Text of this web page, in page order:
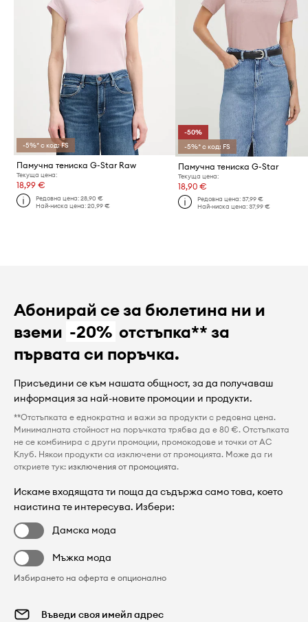
-5%* с код: FS
Памучна тениска G-Star Raw
Текуща цена:
18,99 €
Редовна цена:28,90 €
Най-ниска цена:20,99 €
-50%
-5%* с код: FS
Памучна тениска G-Star
Текуща цена:
18,90 €
Редовна цена: 37,99 €
Най-ниска цена: 37,99 €
Абонирай се за бюлетина ни и
вземи -20% отстъпка** за
първата си поръчка.
Присъедини се към нашата общност, за да получаваш
информация за най-новите промоции и продукти.
**Отстъпката е еднократна и важи за продукти с редовна цена.
Минималната стойност на поръчката трябва да е 80 €. Отстъпката
не се комбинира с други промоции, промокодове и точки от AC
Клуб. Някои продукти са изключени от промоцията. Може да ги
откриете тук: изключения от промоцията.
Искаме входящата ти поща да съдържа само това, което
наистина те интересува. Избери:
Дамска мода
Мъжка мода
Избирането на оферта е опционално